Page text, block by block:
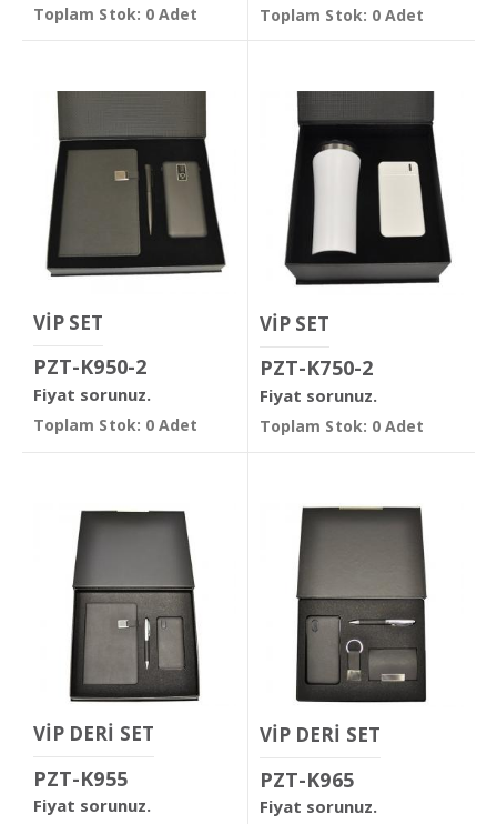
Toplam Stok: 0 Adet Toplam Stok: 0 Adet
VİP SET
PZT-K950-2
Fiyat sorunuz.
Toplam Stok: 0 Adet
VİP SET
PZT-K750-2
Fiyat sorunuz.
Toplam Stok: 0 Adet
VİP DERİ SET
PZT-K955
Fiyat sorunuz.
VİP DERİ SET
PZT-K965
Fiyat sorunuz.